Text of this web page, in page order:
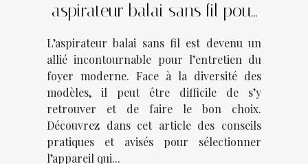
aspirateur balai sans fil pour
L’aspirateur balai sans fil est devenu un
allié incontournable pour l’entretien du
foyer moderne. Face à la diversité des
modèles, il peut être difficile de s’y
retrouver et de faire le bon choix.
Découvrez dans cet article des conseils
pratiques et avisés pour sélectionner
l’appareil qui...